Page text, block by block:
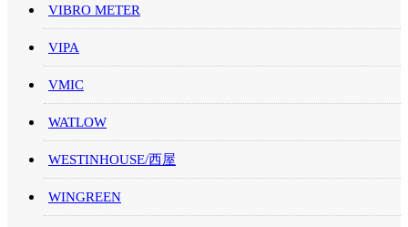
VIBRO METER
VIPA
VMIC
WATLOW
WESTINHOUSE/西屋
WINGREEN